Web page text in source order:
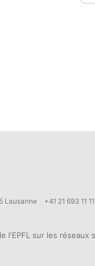
Lausanne +41 21 693 11 11
l'EPFL sur les réseaux